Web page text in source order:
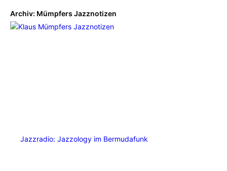
Archiv: Mümpfers Jazznotizen
Jazzradio: Jazzology im Bermudafunk